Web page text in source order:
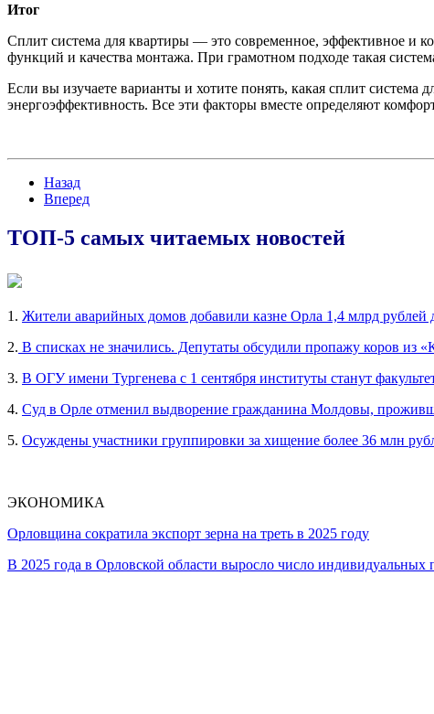
Итог
Сплит система для квартиры — это современное, эффективное и
функций и качества монтажа. При грамотном подходе такая
Если вы изучаете варианты и хотите понять, какая сплит
энергоэффективность. Все эти факторы вместе определяют
Назад
Вперед
ТОП-5 самых читаемых новостей
1. Жители аварийных домов добавили казне Орла 1,4 млрд рублей
2. В списках не значились. Депутаты обсудили пропажу коров из
3. В ОГУ имени Тургенева с 1 сентября институты станут
4. Суд в Орле отменил выдворение гражданина Молдовы,
5. Осуждены участники группировки за хищение более 36 млн
ЭКОНОМИКА
Орловщина сократила экспорт зерна на треть в 2025 году
В 2025 года в Орловской области выросло число индивидуальных